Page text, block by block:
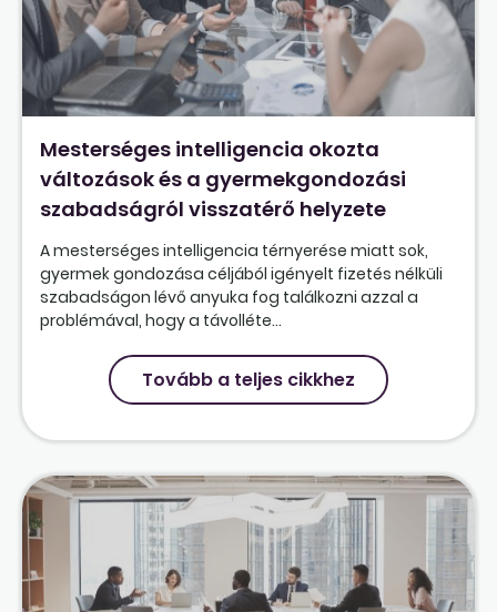
Mesterséges intelligencia okozta
változások és a gyermekgondozási
szabadságról visszatérő helyzete
A mesterséges intelligencia térnyerése miatt sok,
gyermek gondozása céljából igényelt fizetés nélküli
szabadságon lévő anyuka fog találkozni azzal a
problémával, hogy a távolléte...
Tovább a teljes cikkhez